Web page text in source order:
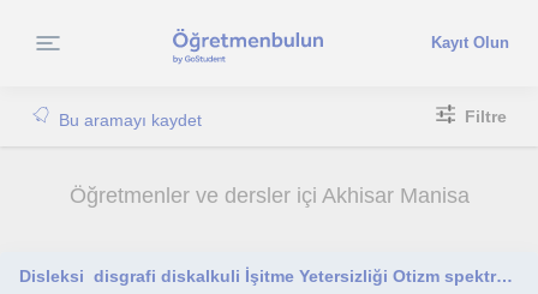
Kayıt Olun
Bu aramayı kaydet Filtre
Öğretmenler ve dersler içi Akhisar Manisa
Disleksi ​ disgrafi diskalkuli İşitme Yetersizliği Otizm spektrum bozukluğu